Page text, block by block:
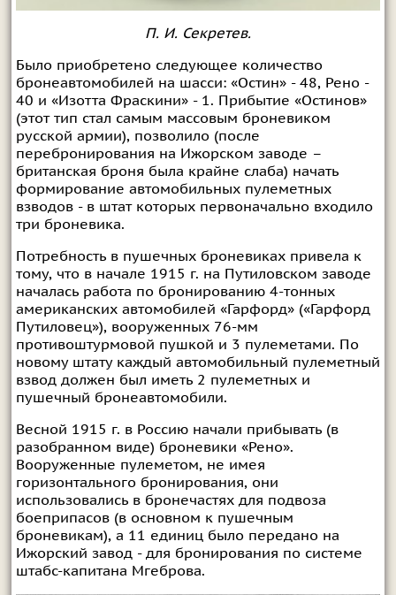
П. И. Секретев.
Было приобретено следующее количество
бронеавтомобилей на шасси: «Остин» - 48, Рено -
40 и «Изотта Фраскини» - 1. Прибытие «Остинов»
(этот тип стал самым массовым броневиком
русской армии), позволило (после
перебронирования на Ижорском заводе –
британская броня была крайне слаба) начать
формирование автомобильных пулеметных
взводов - в штат которых первоначально входило
три броневика.
Потребность в пушечных броневиках привела к
тому, что в начале 1915 г. на Путиловском заводе
началась работа по бронированию 4-тонных
американских автомобилей «Гарфорд» («Гарфорд
Путиловец»), вооруженных 76-мм
противоштурмовой пушкой и 3 пулеметами. По
новому штату каждый автомобильный пулеметный
взвод должен был иметь 2 пулеметных и
пушечный бронеавтомобили.
Весной 1915 г. в Россию начали прибывать (в
разобранном виде) броневики «Рено».
Вооруженные пулеметом, не имея
горизонтального бронирования, они
использовались в бронечастях для подвоза
боеприпасов (в основном к пушечным
броневикам), а 11 единиц было передано на
Ижорский завод - для бронирования по системе
штабс-капитана Мгеброва.